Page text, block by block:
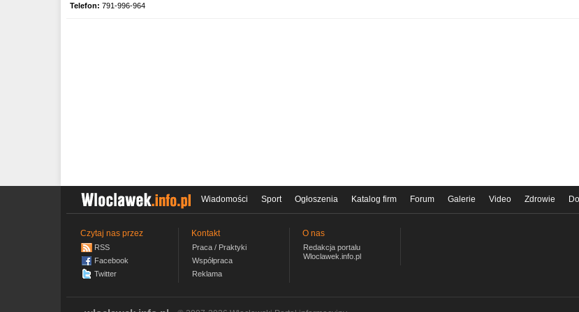
Telefon: 791-996-964
Wiadomości Sport Ogłoszenia Katalog firm Forum Galerie Video Zdrowie
Czytaj nas przez
RSS
Facebook
Twitter
Kontakt
Praca / Praktyki
Współpraca
Reklama
O nas
Redakcja portalu
Wloclawek.info.pl